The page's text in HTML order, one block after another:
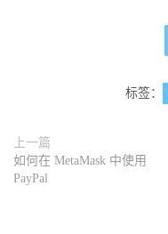
标签：
上一篇
如何在 MetaMask 中使用
PayPal